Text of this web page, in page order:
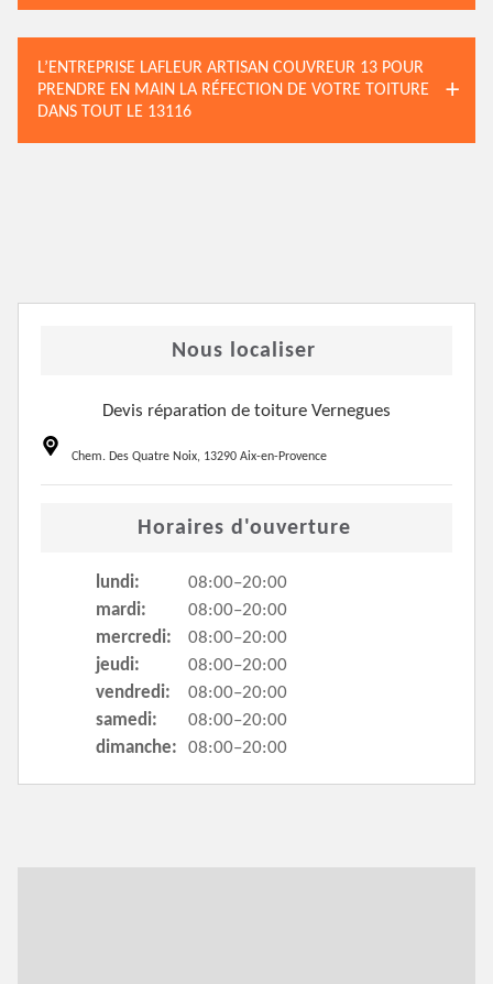
L’ENTREPRISE LAFLEUR ARTISAN COUVREUR 13 POUR
PRENDRE EN MAIN LA RÉFECTION DE VOTRE TOITURE
DANS TOUT LE 13116
Nous localiser
Devis réparation de toiture Vernegues
Chem. Des Quatre Noix, 13290 Aix-en-Provence
Horaires d'ouverture
lundi:
08:00–20:00
mardi:
08:00–20:00
mercredi:
08:00–20:00
jeudi:
08:00–20:00
vendredi:
08:00–20:00
samedi:
08:00–20:00
dimanche:
08:00–20:00